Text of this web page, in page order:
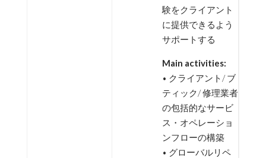
験をクライアント
に提供できるよう
サポートする
Main activities:
• クライアント/ ブ
ティック/ 修理業者
の包括的なサービ
ス・オペレーショ
ンフローの構築
• グローバルリペ